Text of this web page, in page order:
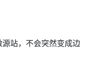
站，不会突然变成边